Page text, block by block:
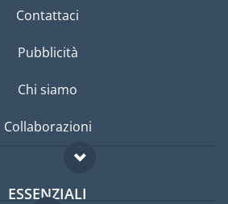
Contattaci
Pubblicità
Chi siamo
Collaborazioni
ESSENZIALI